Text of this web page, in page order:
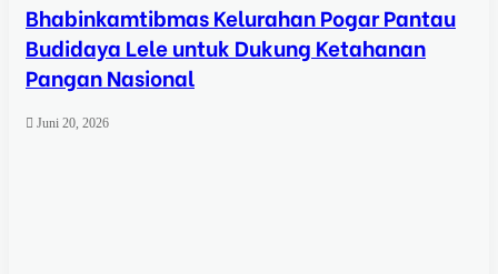
Bhabinkamtibmas Kelurahan Pogar Pantau
Budidaya Lele untuk Dukung Ketahanan
Pangan Nasional
Juni 20, 2026